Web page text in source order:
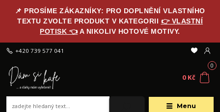
📌 PROSÍME ZÁKAZNÍKY: PRO DOPLNĚNÍ VLASTNÍHO
TEXTU ZVOLTE PRODUKT V KATEGORII 👉 VLASTNÍ
POTISK 👈 A NIKOLIV HOTOVÉ MOTIVY.
Menu
+420 739 577 041
0
0 Kč